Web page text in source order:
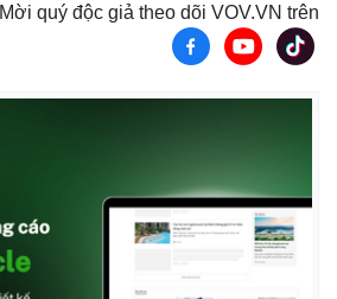
Video
Mời quý độc giả theo dõi VOV.VN trên